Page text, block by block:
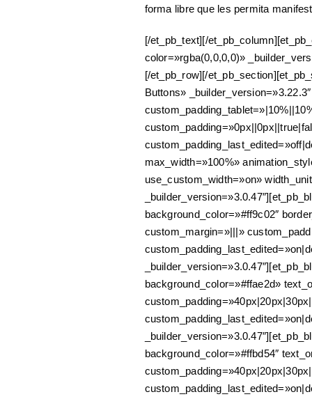
forma libre que les permita
[/et_pb_text][/
color=»rgba(0,0,0,0)»
[/et_pb_row][/
Buttons»
max_width=»100%»
use_custom_width=»on»
background_color=»#ff9c02″
custom_margin=»|||»
background_color=»#ffae2d»
background_color=»#ffbd54″